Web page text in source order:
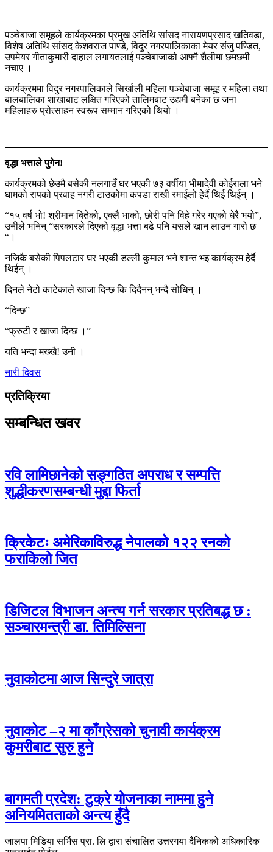
पञ्चेबाजा समूहले कार्यक्रमका प्रमुख अतिथि सांसद नारायणप्रसाद खतिवडा,
विशेष अतिथि सांसद केशवराज पाण्डे, विदुर नगरपालिकाका मेयर संजु पण्डित,
उपमेयर गीताकुमारी दाहाल लगायतलाई पञ्चेबाजाको आफ्नै शैलीमा छमछमी
नचाए ।
कार्यक्रममा विदुर नगरपालिकाले सिर्खाली महिला पञ्चेबाजा समूह र महिला तथा
बालबालिका शाखाबाट लक्षित गरिएको तालिमबाट उद्यमी बनेका छ जना
महिलाहरु प्रोत्साहन स्वरूप सम्मान गरिएको थियो ।
वृद्धा भत्ताले पुगेन!
कार्यक्रमको छेउमै बसेकी नलगाउँ घर भएकी ७३ वर्षीया भीमादेवी कोईराला भने
घामको रापको प्रवाह नगरी टाउकोमा कपडा राखी रमाईलो हेर्दै थिई थिईन् ।
“१५ वर्ष भो! श्रीमान बितेको, एक्लै भाको, छोरी पनि विहे गरेर गएको धेरै भयो”,
उनीले भनिन् “सरकारले दिएको वृद्धा भत्ता बढे पनि यसले खान लाउन गारो छ
“।
नजिकै बसेकी पिपलटार घर भएकी डल्ली कुमाल भने शान्त भइ कार्यक्रम हेर्दै
थिईन् ।
दिनले नेटो काटेकाले खाजा दिन्छ कि दिदैनन् भन्दै सोधिन् ।
“दिन्छ”
“फ्रुटी र खाजा दिन्छ ।”
यति भन्दा मख्खै! उनी ।
नारी दिवस
प्रतिक्रिया
सम्बन्धित खवर
रवि लामिछानेको सङ्गठित अपराध र सम्पत्ति
शुद्धीकरणसम्बन्धी मुद्दा फिर्ता
क्रिकेटः अमेरिकाविरुद्ध नेपालको १२२ रनको
फराकिलो जित
डिजिटल विभाजन अन्त्य गर्न सरकार प्रतिबद्ध छ :
सञ्चारमन्त्री डा. तिमिल्सिना
नुवाकोटमा आज सिन्दुरे जात्रा
नुवाकोट –२ मा काँग्रेसको चुनावी कार्यक्रम
कुमरीबाट सुरु हुने
बागमती प्रदेश: टुक्रे योजनाका नाममा हुने
अनियमितताको अन्त्य हुँदै
जालपा मिडिया सर्भिस प्रा. लि द्वारा संचालित उत्तरगया दैनिकको अधिकारिक